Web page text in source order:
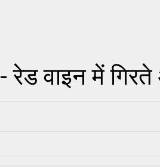
रेड वाइन में